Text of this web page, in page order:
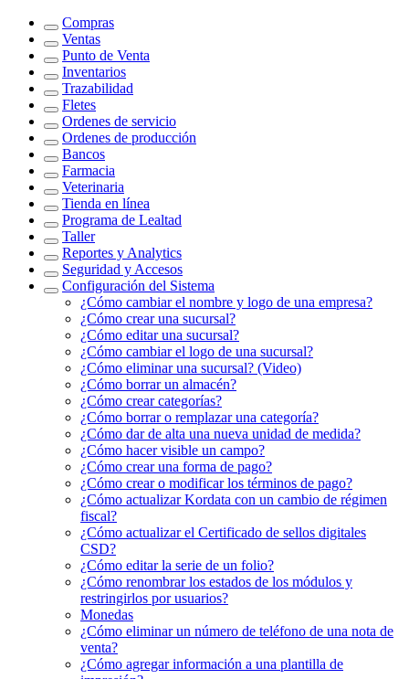
Compras
Ventas
Punto de Venta
Inventarios
Trazabilidad
Fletes
Ordenes de servicio
Ordenes de producción
Bancos
Farmacia
Veterinaria
Tienda en línea
Programa de Lealtad
Taller
Reportes y Analytics
Seguridad y Accesos
Configuración del Sistema
¿Cómo cambiar el nombre y logo de una empresa?
¿Cómo crear una sucursal?
¿Cómo editar una sucursal?
¿Cómo cambiar el logo de una sucursal?
¿Cómo eliminar una sucursal? (Video)
¿Cómo borrar un almacén?
¿Cómo crear categorías?
¿Cómo borrar o remplazar una categoría?
¿Cómo dar de alta una nueva unidad de medida?
¿Cómo hacer visible un campo?
¿Cómo crear una forma de pago?
¿Cómo crear o modificar los términos de pago?
¿Cómo actualizar Kordata con un cambio de régimen
fiscal?
¿Cómo actualizar el Certificado de sellos digitales
CSD?
¿Cómo editar la serie de un folio?
¿Cómo renombrar los estados de los módulos y
restringirlos por usuarios?
Monedas
¿Cómo eliminar un número de teléfono de una nota de
venta?
¿Cómo agregar información a una plantilla de